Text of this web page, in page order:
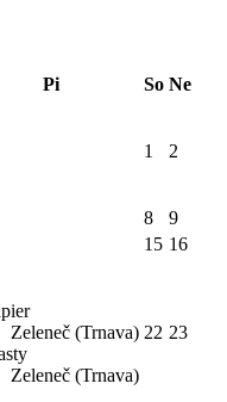
Pi So Ne
1 2
8
9
15 16
Zeleneč (Trnava)
Zeleneč (Trnava)
22 23